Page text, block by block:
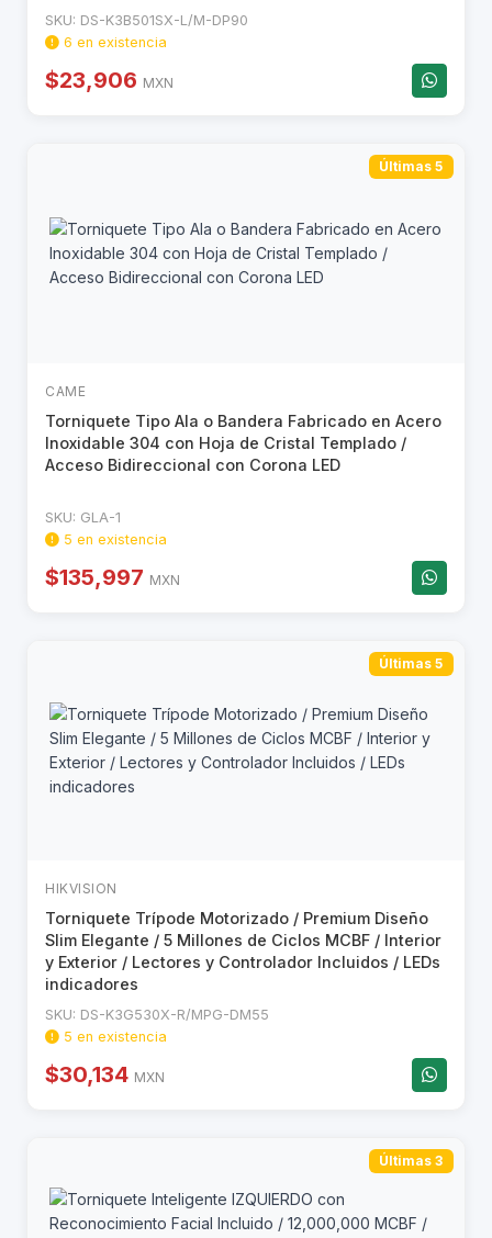
SKU: DS-K3B501SX-L/M-DP90
6 en existencia
$23,906 MXN
Últimas 5
CAME
Torniquete Tipo Ala o Bandera Fabricado en Acero
Inoxidable 304 con Hoja de Cristal Templado /
Acceso Bidireccional con Corona LED
SKU: GLA-1
5 en existencia
$135,997 MXN
Últimas 5
HIKVISION
Torniquete Trípode Motorizado / Premium Diseño
Slim Elegante / 5 Millones de Ciclos MCBF / Interior
y Exterior / Lectores y Controlador Incluidos / LEDs
indicadores
SKU: DS-K3G530X-R/MPG-DM55
5 en existencia
$30,134 MXN
Últimas 3